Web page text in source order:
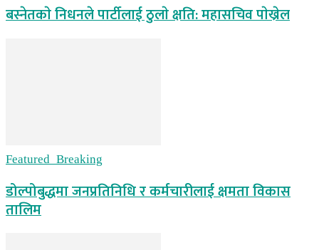
बस्नेतकाे निधनले पार्टीलाई ठुलाे क्षति: महासचिव पाेख्रेल
Featured_Breaking
डोल्पोबुद्धमा जनप्रतिनिधि र कर्मचारीलाई क्षमता विकास
तालिम